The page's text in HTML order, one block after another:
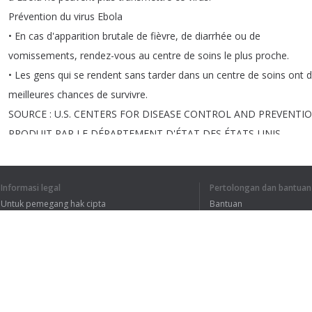
Prévention du virus Ebola
• En cas d'apparition brutale de fièvre, de diarrhée ou de
vomissements, rendez-vous au centre de soins le plus proche.
• Les gens qui se rendent sans tarder dans un centre de soins ont
meilleures chances de survivre.
SOURCE : U.S. CENTERS FOR DISEASE CONTROL AND
PRODUIT PAR LE DÉPARTEMENT D'ÉTAT DES ÉTATS-UNIS
Informasi legal
Untuk pemegang hak cipta
Pertolongan dan bantuan
Bantuan